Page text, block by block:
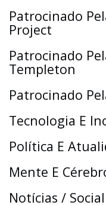
Patrocinado
Project
Patrocinado
Templeton
Patrocinado
Tecnologia E
Política E
Mente E
Notícias / Social